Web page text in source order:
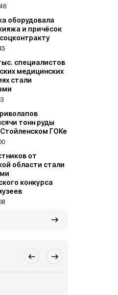
оборудовала
и причёсок
специалистов
медицинских
стали
тонн руды
Стойленском ГОКе
от
области стали
конкурса